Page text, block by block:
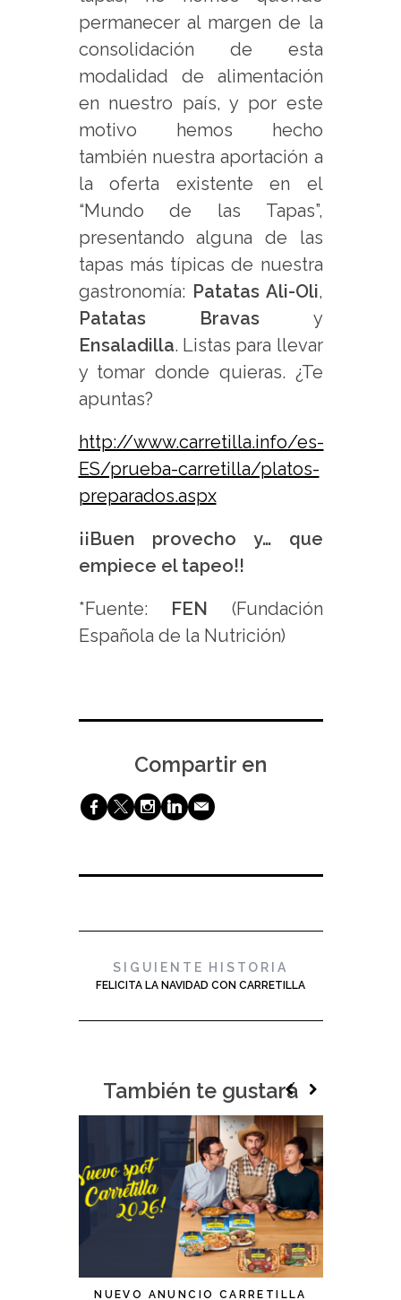
permanecer al margen de la
consolidación de esta
modalidad de alimentación
en nuestro país, y por este
motivo hemos hecho
también nuestra aportación a
la oferta existente en el
“Mundo de las Tapas”,
presentando alguna de las
tapas más típicas de nuestra
gastronomía: Patatas Ali-Oli,
Patatas Bravas y
Ensaladilla. Listas para llevar
y tomar donde quieras. ¿Te
apuntas?
http://www.carretilla.info/es-
ES/prueba-carretilla/platos-
preparados.aspx
¡¡Buen provecho y… que
empiece el tapeo!!
*Fuente: FEN (Fundación
Española de la Nutrición)
Compartir en
b a x j @
SIGUIENTE HISTORIA
FELICITA LA NAVIDAD CON CARRETILLA
También te gustará
NUEVO ANUNCIO CARRETILLA